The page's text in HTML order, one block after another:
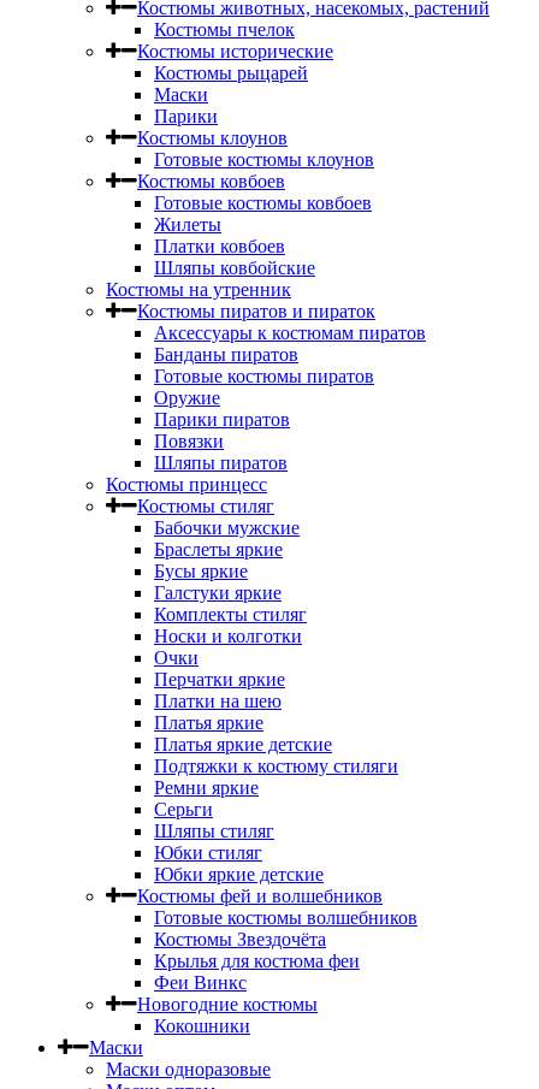
Костюмы животных, насекомых, растений
Костюмы пчелок
Костюмы исторические
Костюмы рыцарей
Маски
Парики
Костюмы клоунов
Готовые костюмы клоунов
Костюмы ковбоев
Готовые костюмы ковбоев
Жилеты
Платки ковбоев
Шляпы ковбойские
Костюмы на утренник
Костюмы пиратов и пираток
Аксессуары к костюмам пиратов
Банданы пиратов
Готовые костюмы пиратов
Оружие
Парики пиратов
Повязки
Шляпы пиратов
Костюмы принцесс
Костюмы стиляг
Бабочки мужские
Браслеты яркие
Бусы яркие
Галстуки яркие
Комплекты стиляг
Носки и колготки
Очки
Перчатки яркие
Платки на шею
Платья яркие
Платья яркие детские
Подтяжки к костюму стиляги
Ремни яркие
Серьги
Шляпы стиляг
Юбки стиляг
Юбки яркие детские
Костюмы фей и волшебников
Готовые костюмы волшебников
Костюмы Звездочёта
Крылья для костюма феи
Феи Винкс
Новогодние костюмы
Кокошники
Маски
Маски одноразовые